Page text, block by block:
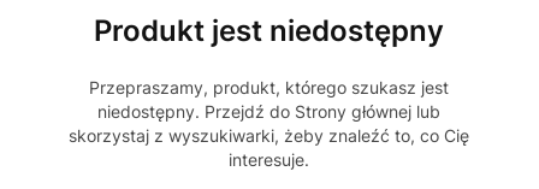
Produkt jest niedostępny
Przepraszamy, produkt, którego szukasz jest
niedostępny. Przejdź do Strony głównej lub
skorzystaj z wyszukiwarki, żeby znaleźć to, co Cię
interesuje.